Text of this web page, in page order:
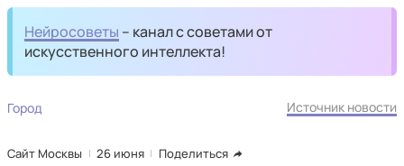
Нейросоветы – канал с советами от
искусственного интеллекта!
Город Источник новости
Сайт Москвы 26 июня Поделиться